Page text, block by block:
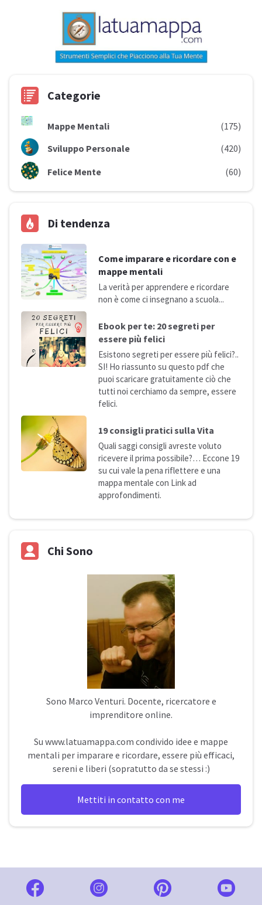
Categorie
Mappe Mentali
(175)
Sviluppo Personale
(420)
Felice Mente
(60)
Di tendenza
Come imparare e ricordare con e
mappe mentali
La verità per apprendere e ricordare
non è come ci insegnano a scuola...
Ebook per te: 20 segreti per
essere più felici
Esistono segreti per essere più felici?..
SI! Ho riassunto su questo pdf che
puoi scaricare gratuitamente ciò che
tutti noi cerchiamo da sempre, essere
felici.
19 consigli pratici sulla Vita
Quali saggi consigli avreste voluto
ricevere il prima possibile?… Eccone 19
su cui vale la pena riflettere e una
mappa mentale con Link ad
approfondimenti.
Chi Sono
Sono Marco Venturi. Docente, ricercatore e
imprenditore online.
Su www.latuamappa.com condivido idee e mappe
mentali per imparare e ricordare, essere più efficaci,
sereni e liberi (sopratutto da se stessi :)
Mettiti in contatto con me